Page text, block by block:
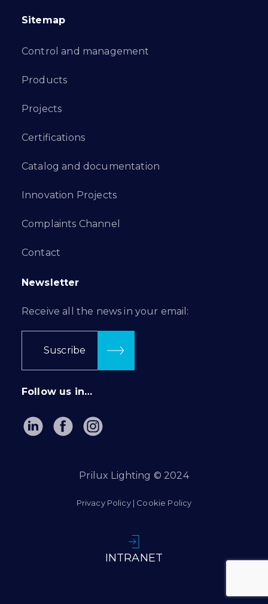
Sitemap
Control and management
Products
Projects
Certifications
Catalog and documentation
Innovation Projects
Complaints Channel
Contact
Newsletter
Receive all the news in your email:
Suscribe
Follow us in…
Prilux Lighting © 2024
Privacy Policy| Cookie Policy
INTRANET